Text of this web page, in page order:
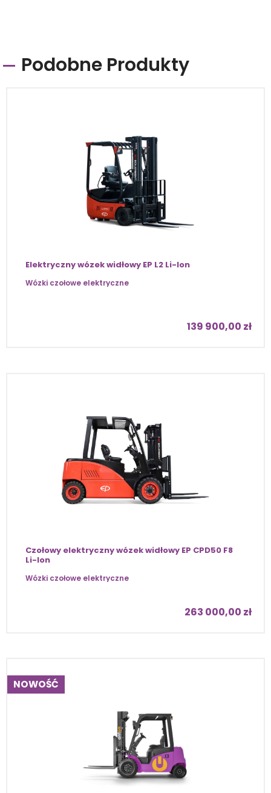
Podobne Produkty
Elektryczny wózek widłowy EP L2 Li-Ion
Wózki czołowe elektryczne
139 900,00 zł
Czołowy elektryczny wózek widłowy EP CPD50 F8
Li-Ion
Wózki czołowe elektryczne
263 000,00 zł
NOWOŚĆ